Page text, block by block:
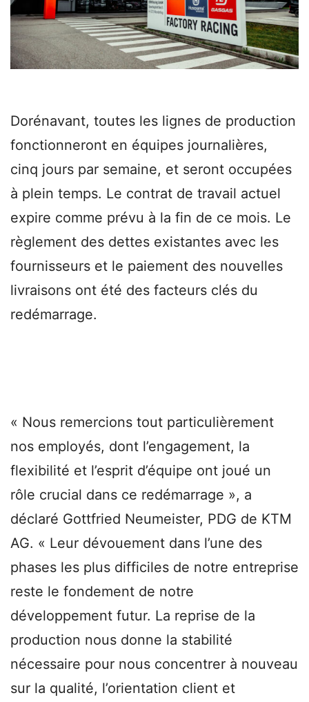
Dorénavant, toutes les lignes de production
fonctionneront en équipes journalières,
cinq jours par semaine, et seront occupées
à plein temps. Le contrat de travail actuel
expire comme prévu à la fin de ce mois. Le
règlement des dettes existantes avec les
fournisseurs et le paiement des nouvelles
livraisons ont été des facteurs clés du
redémarrage.
« Nous remercions tout particulièrement
nos employés, dont l’engagement, la
flexibilité et l’esprit d’équipe ont joué un
rôle crucial dans ce redémarrage », a
déclaré Gottfried Neumeister, PDG de KTM
AG. « Leur dévouement dans l’une des
phases les plus difficiles de notre entreprise
reste le fondement de notre
développement futur. La reprise de la
production nous donne la stabilité
nécessaire pour nous concentrer à nouveau
sur la qualité, l’orientation client et